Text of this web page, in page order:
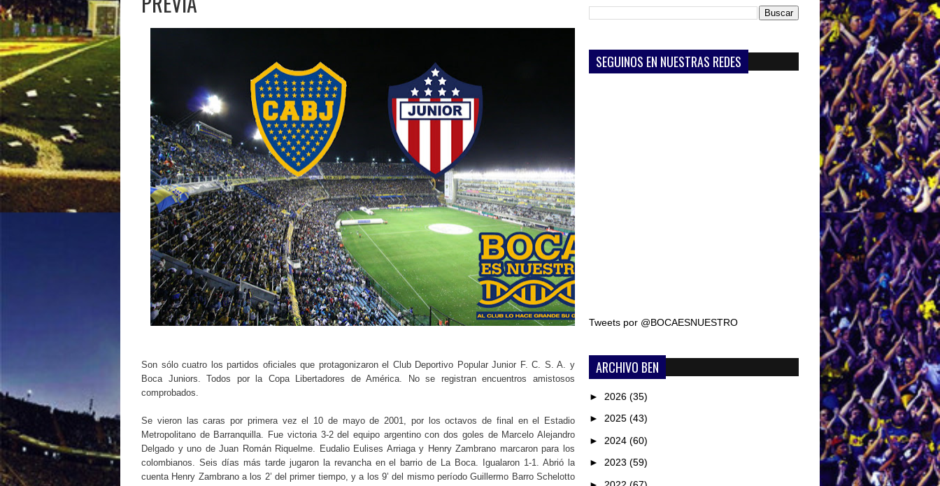
Son sólo cuatro los partidos oficiales que protagonizaron el Club Deportivo Popular Junior F. C. S. A. y
Boca Juniors. Todos por la Copa Libertadores de América. No se registran encuentros amistosos
comprobados.
Se vieron las caras por primera vez el 10 de mayo de 2001, por los octavos de final en el Estadio
Metropolitano de Barranquilla. Fue victoria 3-2 del equipo argentino con dos goles de Marcelo Alejandro
Delgado y uno de Juan Román Riquelme. Eudalio Eulises Arriaga y Henry Zambrano marcaron para los
colombianos. Seis días más tarde jugaron la revancha en el barrio de La Boca. Igualaron 1-1. Abrió la
cuenta Henry Zambrano a los 2’ del primer tiempo, y a los 9’ del mismo período Guillermo Barro Schelotto
SEGUINOS EN NUESTRAS REDES
Tweets por @BOCAESNUESTRO
ARCHIVO BEN
► 2026 (35)
► 2025 (43)
► 2024 (60)
► 2023 (59)